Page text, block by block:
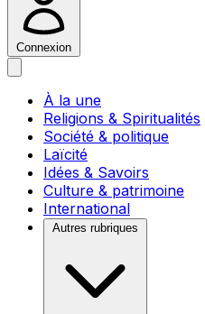
Connexion
À la une
Religions & Spiritualités
Société & politique
Laïcité
Idées & Savoirs
Culture & patrimoine
International
Autres rubriques